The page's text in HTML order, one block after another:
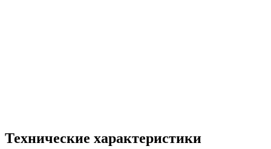
Технические характеристики